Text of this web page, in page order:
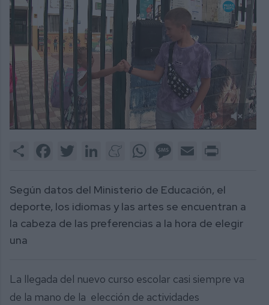
2
Share FacebookTwitter LinkedInMeneameWhatsAppMessage
Email
Según datos del Ministerio de Educación, el
deporte, los idiomas y las artes se encuentran a
la cabeza de las preferencias a la hora de elegir
una
La llegada del nuevo curso escolar casi siempre va
de la mano de la elección de actividades